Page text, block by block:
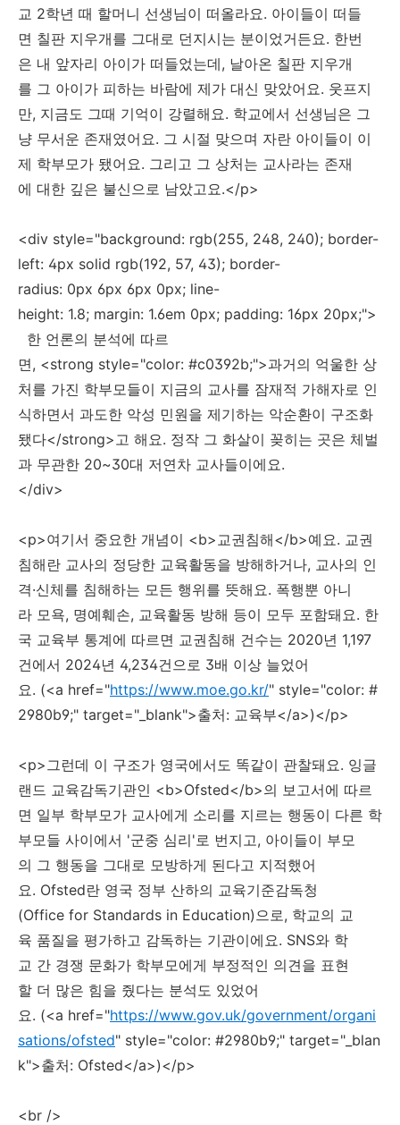
교 2학년 때 할머니 선생님이 떠올라요. 아이들이 떠들
면 칠판 지우개를 그대로 던지시는 분이었거든요. 한번
은 내 앞자리 아이가 떠들었는데, 날아온 칠판 지우개
를 그 아이가 피하는 바람에 제가 대신 맞았어요. 웃프지
만, 지금도 그때 기억이 강렬해요. 학교에서 선생님은 그
냥 무서운 존재였어요. 그 시절 맞으며 자란 아이들이 이
제 학부모가 됐어요. 그리고 그 상처는 교사라는 존재
에 대한 깊은 불신으로 남았고요.</p>
<div style="background: rgb(255, 248, 240); border-
left: 4px solid rgb(192, 57, 43); border-
radius: 0px 6px 6px 0px; line-
height: 1.8; margin: 1.6em 0px; padding: 16px 20px;">
한 언론의 분석에 따르
면, <strong style="color: #c0392b;">과거의 억울한 상
처를 가진 학부모들이 지금의 교사를 잠재적 가해자로 인
식하면서 과도한 악성 민원을 제기하는 악순환이 구조화
됐다</strong>고 해요. 정작 그 화살이 꽂히는 곳은 체벌
과 무관한 20~30대 저연차 교사들이에요.
</div>
<p>여기서 중요한 개념이 <b>교권침해</b>예요. 교권
침해란 교사의 정당한 교육활동을 방해하거나, 교사의 인
격·신체를 침해하는 모든 행위를 뜻해요. 폭행뿐 아니
라 모욕, 명예훼손, 교육활동 방해 등이 모두 포함돼요. 한
국 교육부 통계에 따르면 교권침해 건수는 2020년 1,197
건에서 2024년 4,234건으로 3배 이상 늘었어
요. (<a href="https://www.moe.go.kr/" style="color: #
2980b9;" target="_blank">출처: 교육부</a>)</p>
<p>그런데 이 구조가 영국에서도 똑같이 관찰돼요. 잉글
랜드 교육감독기관인 <b>Ofsted</b>의 보고서에 따르
면 일부 학부모가 교사에게 소리를 지르는 행동이 다른 학
부모들 사이에서 '군중 심리'로 번지고, 아이들이 부모
의 그 행동을 그대로 모방하게 된다고 지적했어
요. Ofsted란 영국 정부 산하의 교육기준감독청
(Office for Standards in Education)으로, 학교의 교
육 품질을 평가하고 감독하는 기관이에요. SNS와 학
교 간 경쟁 문화가 학부모에게 부정적인 의견을 표현
할 더 많은 힘을 줬다는 분석도 있었어
요. (<a href="https://www.gov.uk/government/organi
sations/ofsted" style="color: #2980b9;" target="_blan
k">출처: Ofsted</a>)</p>
<br />